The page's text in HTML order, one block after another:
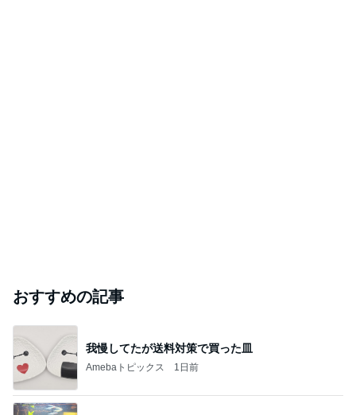
おすすめの記事
我慢してたが送料対策で買った皿
Amebaトピックス 1日前